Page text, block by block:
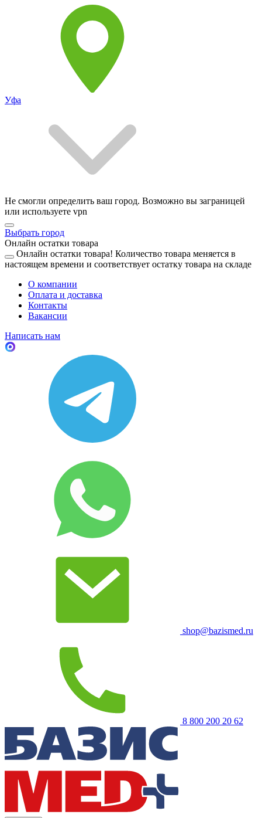
Уфа
Не смогли определить ваш город. Возможно вы заграницей
или используете vpn
Выбрать город
Онлайн остатки товара
Онлайн остатки товара! Количество товара меняется в
настоящем времени и соответствует остатку товара на складе
О компании
Оплата и доставка
Контакты
Вакансии
Написать нам
shop@bazismed.ru
8 800 200 20 62